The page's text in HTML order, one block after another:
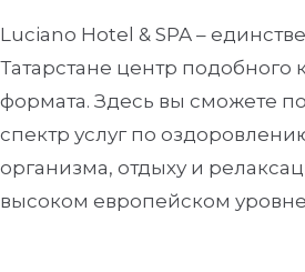
Luciano Hotel & SPA –
Татарстане центр подобного
формата. Здесь вы сможете
спектр услуг по
организма, отдыху и
высоком европейском